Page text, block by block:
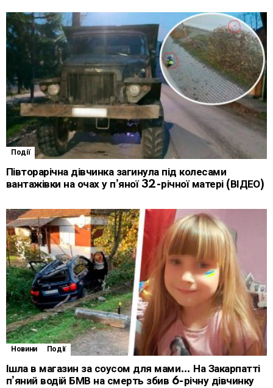
Події
Півторарічна дівчинка загинула під колесами
вантажівки на очах у п’яної 32-річної матері (ВІДЕО)
Новини Події
Ішла в магазин за соусом для мами… На Закарпатті
п’яний водій БМВ на смерть збив 6-річну дівчинку